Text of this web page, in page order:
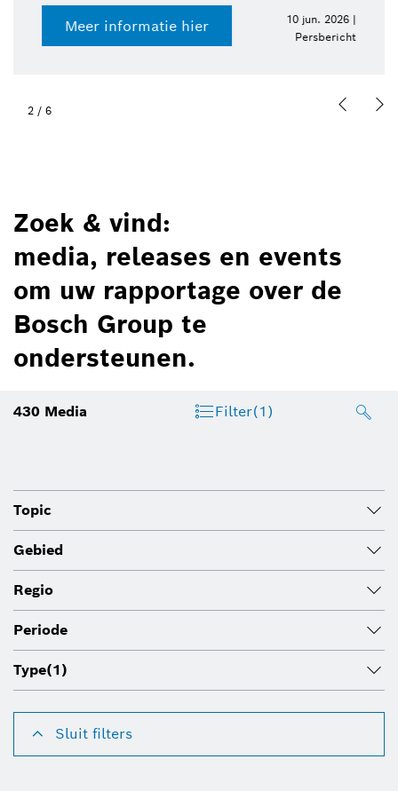
Meer informatie hier
10 jun. 2026 |
Persbericht
2 / 6
Zoek & vind:
media, releases en events
om uw rapportage over de
Bosch Group te
ondersteunen.
430 Media Filter(1)
Topic
Gebied
Regio
Periode
Type(1)
Sluit filters